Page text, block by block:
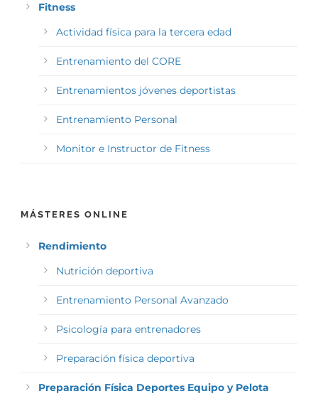
Fitness
Actividad física para la tercera edad
Entrenamiento del CORE
Entrenamientos jóvenes deportistas
Entrenamiento Personal
Monitor e Instructor de Fitness
MÁSTERES ONLINE
Rendimiento
Nutrición deportiva
Entrenamiento Personal Avanzado
Psicología para entrenadores
Preparación física deportiva
Preparación Física Deportes Equipo y Pelota